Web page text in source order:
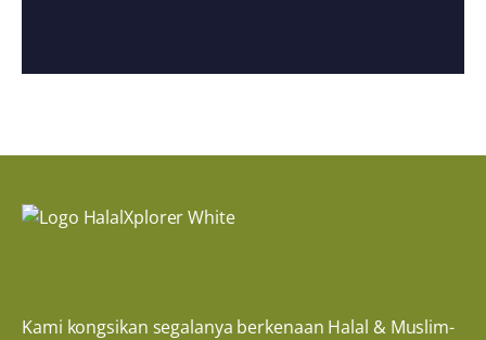
Kami kongsikan segalanya berkenaan Halal & Muslim-